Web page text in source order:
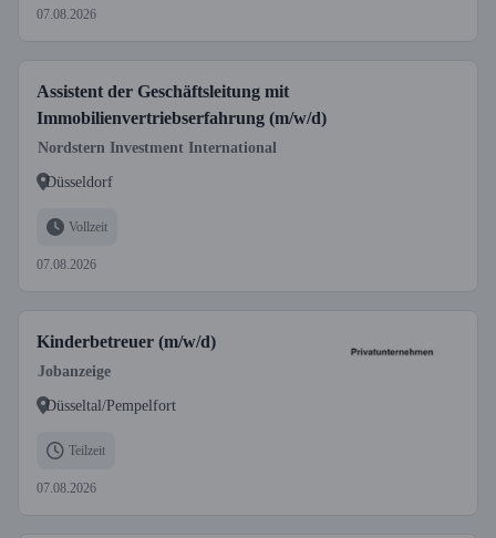
07.08.2026
Assistent der Geschäftsleitung mit
Immobilienvertriebserfahrung (m/w/d)
Nordstern Investment International
Düsseldorf
Vollzeit
07.08.2026
Kinderbetreuer (m/w/d)
Jobanzeige
Düsseltal/Pempelfort
Teilzeit
07.08.2026